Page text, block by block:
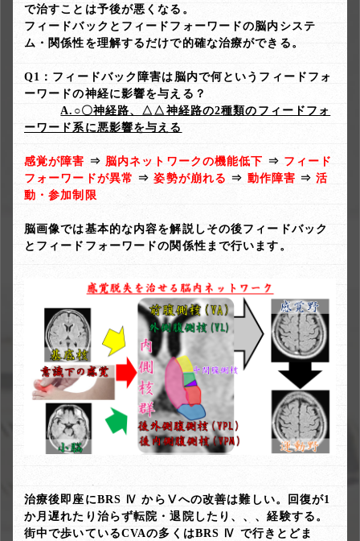
で治すことは予後が悪くなる。
フィードバックとフィードフォーワードの脳内システ
ム・関係性を理解するだけで的確な治療ができる。
Q1：フィードバック障害は脳内で何というフィードフォ
ーワードの神経に影響を与える？
A.○〇神経路、△△神経路の2種類のフィードフォ
ーワード系に悪影響を与える
感覚が障害 ⇒ 脳内ネットワークの機能低下 ⇒ フィード
フォーワードが異常 ⇒姿勢が崩れる ⇒ 動作障害 ⇒活
動・参加制限
脳画像では基本的な内容を解説しその後フィードバック
とフィードフォーワードの関係性まで行います。
治療後即座にBRS Ⅳ からⅤへの改善は難しい。回復が1
か月遅れたり治らず転院・退院したり、、、経験する。
街中で歩いているCVAの多くはBRS Ⅳ で行きとどま